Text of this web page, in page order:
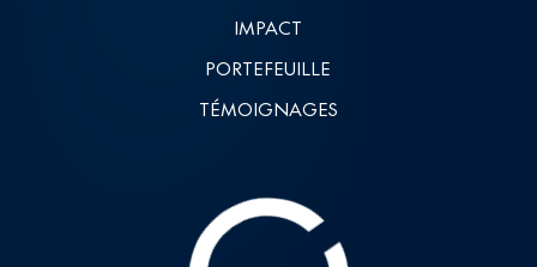
IMPACT
PORTEFEUILLE
TÉMOIGNAGES